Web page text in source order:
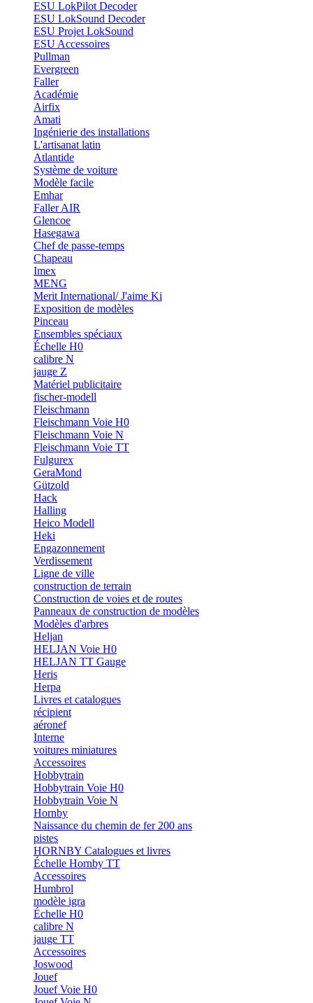
ESU LokPilot Decoder
ESU LokSound Decoder
ESU Projet LokSound
ESU Accessoires
Pullman
Evergreen
Faller
Académie
Airfix
Amati
Ingénierie des installations
L'artisanat latin
Atlantide
Système de voiture
Modèle facile
Emhar
Faller AIR
Glencoe
Hasegawa
Chef de passe-temps
Chapeau
Imex
MENG
Merit International/ J'aime Ki
Exposition de modèles
Pinceau
Ensembles spéciaux
Échelle H0
calibre N
jauge Z
Matériel publicitaire
fischer-modell
Fleischmann
Fleischmann Voie H0
Fleischmann Voie N
Fleischmann Voie TT
Fulgurex
GeraMond
Gützold
Hack
Halling
Heico Modell
Heki
Engazonnement
Verdissement
Ligne de ville
construction de terrain
Construction de voies et de routes
Panneaux de construction de modèles
Modèles d'arbres
Heljan
HELJAN Voie H0
HELJAN TT Gauge
Heris
Herpa
Livres et catalogues
récipient
aéronef
Interne
voitures miniatures
Accessoires
Hobbytrain
Hobbytrain Voie H0
Hobbytrain Voie N
Hornby
Naissance du chemin de fer 200 ans
pistes
HORNBY Catalogues et livres
Échelle Hornby TT
Accessoires
Humbrol
modèle igra
Échelle H0
calibre N
jauge TT
Accessoires
Joswood
Jouef
Jouef Voie H0